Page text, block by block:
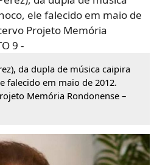
da dupla de música caipira
falecido em maio de 2012.
Memória Rondonense –